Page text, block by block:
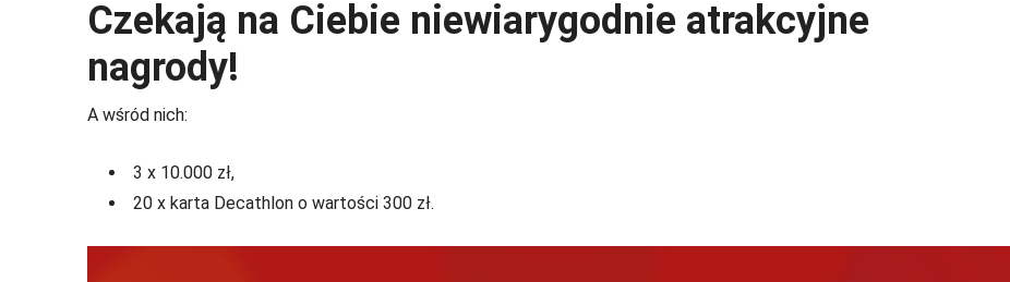
Czekają na Ciebie niewiarygodnie atrakcyjne
nagrody!
A wśród nich:
3 x 10.000 zł,
20 x karta Decathlon o wartości 300 zł.